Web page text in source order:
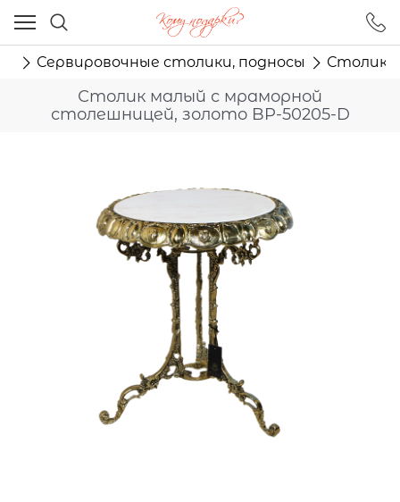
Сервировочные столики, подносы Столик
Столик малый с мраморной
столешницей, золото BP-50205-D
Ваш город - Москва,
угадали?
ДА НЕТ